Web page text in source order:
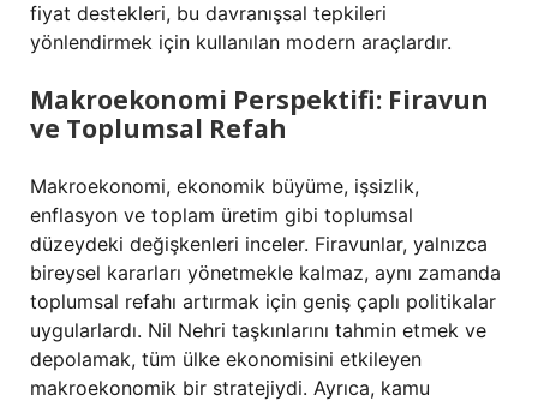
fiyat destekleri, bu davranışsal tepkileri
yönlendirmek için kullanılan modern araçlardır.
Makroekonomi Perspektifi: Firavun
ve Toplumsal Refah
Makroekonomi, ekonomik büyüme, işsizlik,
enflasyon ve toplam üretim gibi toplumsal
düzeydeki değişkenleri inceler. Firavunlar, yalnızca
bireysel kararları yönetmekle kalmaz, aynı zamanda
toplumsal refahı artırmak için geniş çaplı politikalar
uygularlardı. Nil Nehri taşkınlarını tahmin etmek ve
depolamak, tüm ülke ekonomisini etkileyen
makroekonomik bir stratejiydi. Ayrıca, kamu